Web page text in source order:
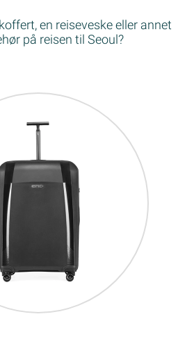
en reiseveske eller annet
på reisen til Seoul?